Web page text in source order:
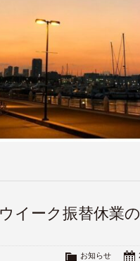
イーク振替休業
お知らせ